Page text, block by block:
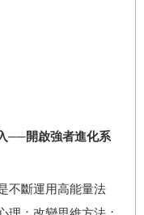
──開啟強者進化系
不斷運用高能量法